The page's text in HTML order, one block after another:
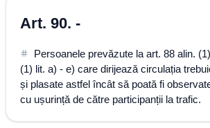
Art. 90. -
Persoanele prevăzute la art. 88 alin.
(1) lit. a) - e) care dirijează circulația
și plasate astfel încât să poată fi
cu ușurință de către participanții la trafic.